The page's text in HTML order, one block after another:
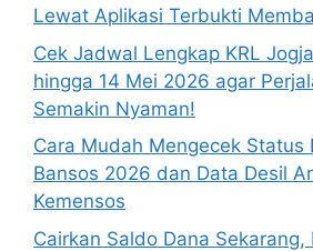
Lewat Aplikasi Terbukti
Cek Jadwal Lengkap KRL
hingga 14 Mei 2026 agar
Semakin Nyaman!
Cara Mudah Mengecek Status
Bansos 2026 dan Data Desil
Kemensos
Cairkan Saldo Dana Sekarang,